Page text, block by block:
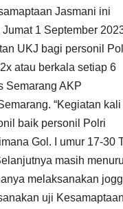
Jasmani ini
1 September
UKJ bagi personil
atau berkala setiap 6
Semarang AKP
“Kegiatan kali
baik personil Polri
Gol. I umur 17-30
masih
melaksanakan
uji Kesamaptaan